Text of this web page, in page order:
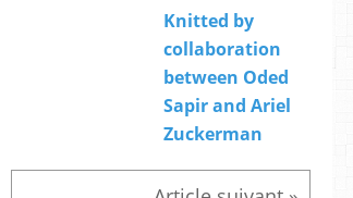
Knitted by
collaboration
between Oded
Sapir and Ariel
Zuckerman